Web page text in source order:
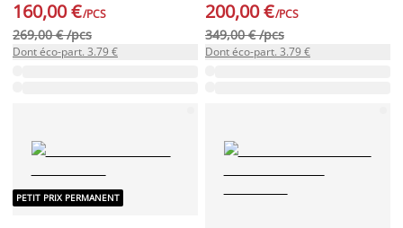
160,00 €/PCS
269,00 € /pcs
Dont éco-part. 3.79 €
200,00 €/PCS
349,00 € /pcs
Dont éco-part. 3.79 €
PETIT PRIX PERMANENT